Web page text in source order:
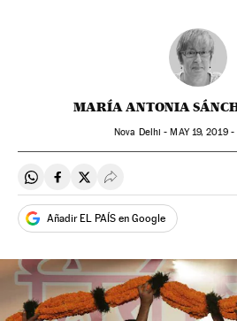
MARÍA ANTONIA
Nova Delhi -MAY19, 2019 -
Compartir en Whatsapp
Compartir en Facebook
Compartir en Twitter
Desplegar Redes
Añadir EL PAÍS en Google